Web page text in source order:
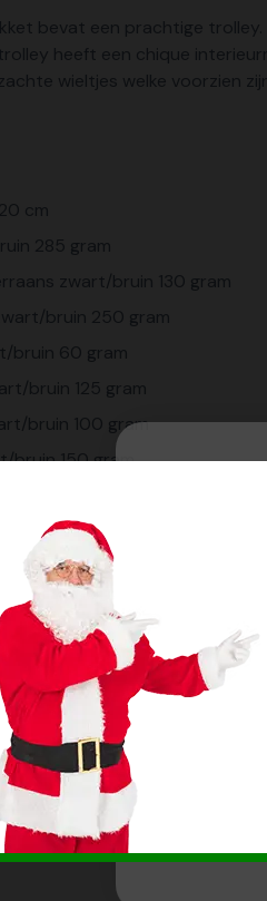
bevat een prachtige
heeft een chique
wieltjes welke voorzien
cm
285 gram
zwart/bruin 130 gram
bruin 250 gram
bruin 60 gram
bruin 125 gram
bruin 100 gram
bruin 150 gram
bruin 150gram
10x2 gram
gram
750 ml
gram
EN
Email